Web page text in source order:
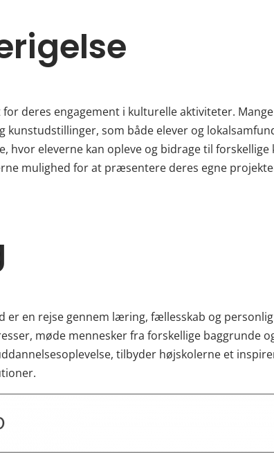
for deres engagement i kulturelle aktiviteter.
som både elever og
hvor eleverne kan opleve og bidrage til
mulighed for at præsentere deres egne
er en rejse gennem læring, fællesskab og
møde mennesker fra forskellige baggrunde
tilbyder højskolerne et